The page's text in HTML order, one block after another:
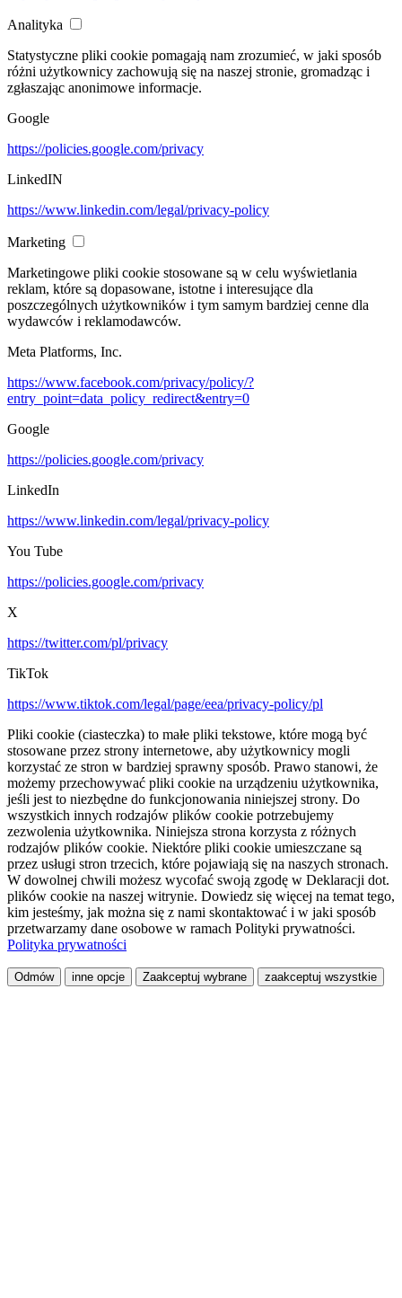
Analityka
Statystyczne pliki cookie pomagają nam zrozumieć, w jaki sposób
różni użytkownicy zachowują się na naszej stronie, gromadząc i
zgłaszając anonimowe informacje.
Google
https://policies.google.com/privacy
LinkedIN
https://www.linkedin.com/legal/privacy-policy
Marketing
Marketingowe pliki cookie stosowane są w celu wyświetlania
reklam, które są dopasowane, istotne i interesujące dla
poszczególnych użytkowników i tym samym bardziej cenne dla
wydawców i reklamodawców.
Meta Platforms, Inc.
https://www.facebook.com/privacy/policy/?
entry_point=data_policy_redirect&entry=0
Google
https://policies.google.com/privacy
LinkedIn
https://www.linkedin.com/legal/privacy-policy
You Tube
https://policies.google.com/privacy
X
https://twitter.com/pl/privacy
TikTok
https://www.tiktok.com/legal/page/eea/privacy-policy/pl
Pliki cookie (ciasteczka) to małe pliki tekstowe, które mogą być
stosowane przez strony internetowe, aby użytkownicy mogli
korzystać ze stron w bardziej sprawny sposób. Prawo stanowi, że
możemy przechowywać pliki cookie na urządzeniu użytkownika,
jeśli jest to niezbędne do funkcjonowania niniejszej strony. Do
wszystkich innych rodzajów plików cookie potrzebujemy
zezwolenia użytkownika. Niniejsza strona korzysta z różnych
rodzajów plików cookie. Niektóre pliki cookie umieszczane są
przez usługi stron trzecich, które pojawiają się na naszych stronach.
W dowolnej chwili możesz wycofać swoją zgodę w Deklaracji dot.
plików cookie na naszej witrynie. Dowiedz się więcej na temat tego,
kim jesteśmy, jak można się z nami skontaktować i w jaki sposób
przetwarzamy dane osobowe w ramach Polityki prywatności.
Polityka prywatności
Odmów inne opcje Zaakceptuj wybrane zaakceptuj wszystkie